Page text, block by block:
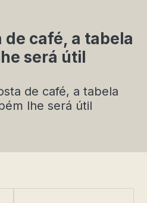
de café, a tabela
será útil
de café, a tabela
lhe será útil